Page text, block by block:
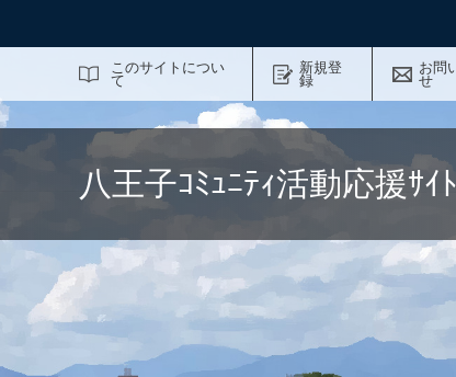
このサイトについ
て
新規登
録
お問
せ
八王子ｺﾐｭﾆﾃｨ活動応援ｻ